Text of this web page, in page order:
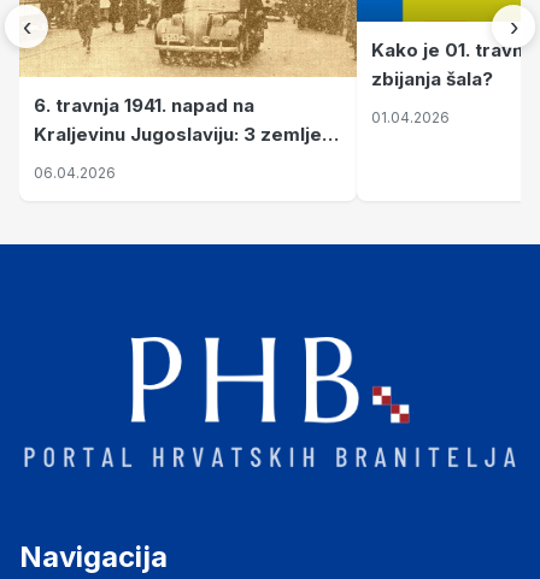
‹
6. travnja 1941. napad na
Kraljevinu Jugoslaviju: 3 zemlje
nastale njenim raspadom
06.04.2026
Kako je 01.
zbijanja šala?
01.04.2026
›
Navigacija